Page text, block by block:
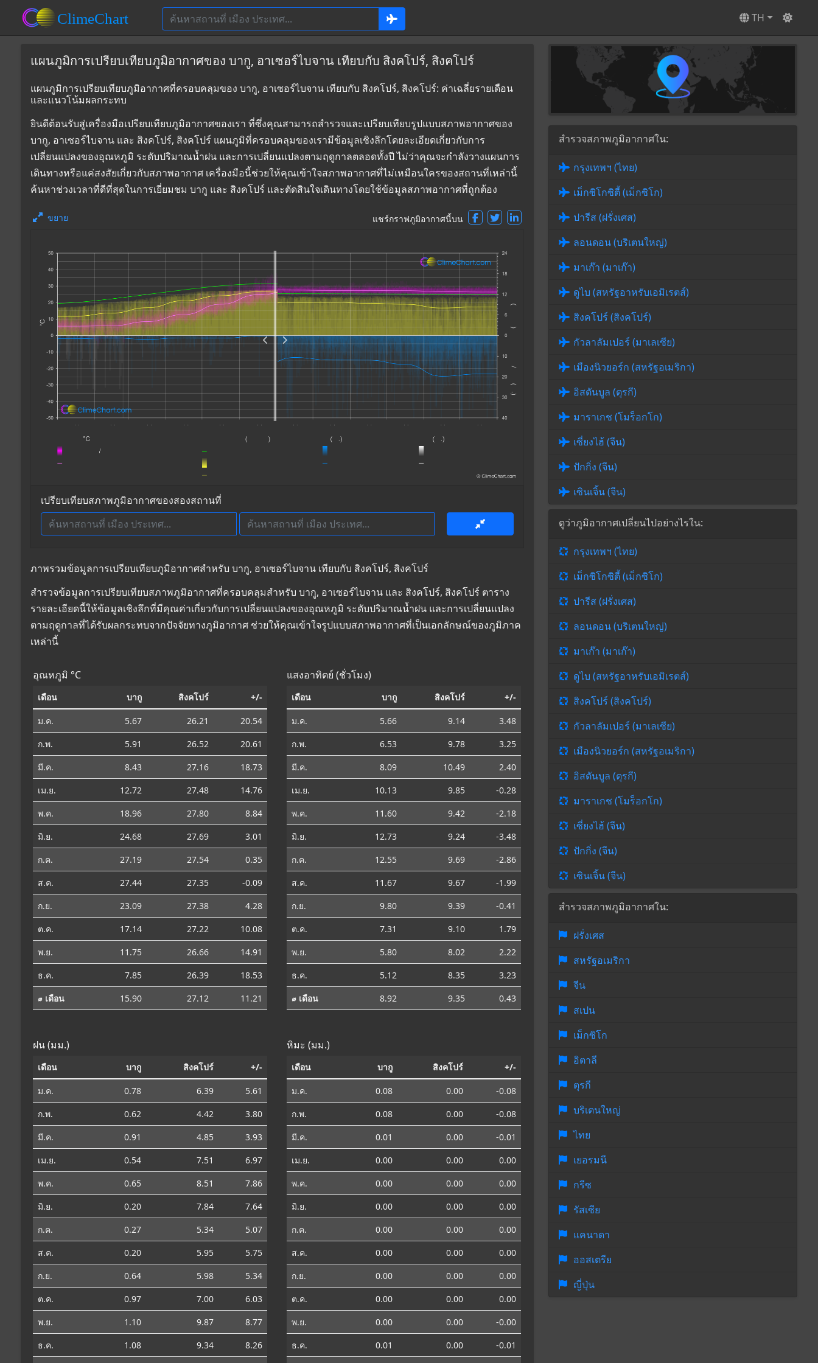
TH
แผนภูมิการเปรียบเทียบภูมิอากาศของ บากู, อาเซอร์ไบจาน เทียบกับ สิงคโปร์, สิงคโปร์
แผนภูมิการเปรียบเทียบภูมิอากาศที่ครอบคลุมของ บากู, อาเซอร์ไบจาน เทียบกับ สิงคโปร์, สิงคโปร์: ค่าเฉลี่ยรายเดือน
และแนวโน้มผลกระทบ
ยินดีต้อนรับสู่เครื่องมือเปรียบเทียบภูมิอากาศของเรา ที่ซึ่งคุณสามารถสำรวจและเปรียบเทียบรูปแบบสภาพอากาศของ
บากู, อาเซอร์ไบจาน และ สิงคโปร์, สิงคโปร์ แผนภูมิที่ครอบคลุมของเรามีข้อมูลเชิงลึกโดยละเอียดเกี่ยวกับการ
เปลี่ยนแปลงของอุณหภูมิ ระดับปริมาณน้ำฝน และการเปลี่ยนแปลงตามฤดูกาลตลอดทั้งปี ไม่ว่าคุณจะกำลังวางแผนการ
เดินทางหรือแค่สงสัยเกี่ยวกับสภาพอากาศ เครื่องมือนี้ช่วยให้คุณเข้าใจสภาพอากาศที่ไม่เหมือนใครของสถานที่เหล่านี้
ค้นหาช่วงเวลาที่ดีที่สุดในการเยี่ยมชม บากู และ สิงคโปร์ และตัดสินใจเดินทางโดยใช้ข้อมูลสภาพอากาศที่ถูกต้อง
ขยาย แชร์กราฟภูมิอากาศนี้บน
เปรียบเทียบสภาพภูมิอากาศของสองสถานที่
ภาพรวมข้อมูลการเปรียบเทียบภูมิอากาศสำหรับ บากู, อาเซอร์ไบจาน เทียบกับ สิงคโปร์, สิงคโปร์
สำรวจข้อมูลการเปรียบเทียบสภาพภูมิอากาศที่ครอบคลุมสำหรับ บากู, อาเซอร์ไบจาน และ สิงคโปร์, สิงคโปร์ ตาราง
รายละเอียดนี้ให้ข้อมูลเชิงลึกที่มีคุณค่าเกี่ยวกับการเปลี่ยนแปลงของอุณหภูมิ ระดับปริมาณน้ำฝน และการเปลี่ยนแปลง
ตามฤดูกาลที่ได้รับผลกระทบจากปัจจัยทางภูมิอากาศ ช่วยให้คุณเข้าใจรูปแบบสภาพอากาศที่เป็นเอกลักษณ์ของภูมิภาค
เหล่านี้
อุณหภูมิ °C
เดือน บากู สิงคโปร์ +/-
ม.ค. 5.67 26.21
20.54
ก.พ.
5.91 26.52
20.61
มี.ค.
8.43 27.16
18.73
เม.ย.
12.72 27.48
14.76
พ.ค.
18.96 27.80
8.84
มิ.ย.
24.68 27.69
3.01
ก.ค.
27.19 27.54
0.35
ส.ค.
27.44 27.35
-0.09
ก.ย.
23.09 27.38
4.28
ต.ค.
17.14 27.22
10.08
พ.ย.
11.75 26.66
14.91
ธ.ค.
7.85 26.39
18.53
⌀ เดือน
15.90 27.12 11.21
แสงอาทิตย์ (ชั่วโมง)
เดือน บากู สิงคโปร์ +/-
ม.ค. 5.66 9.14
3.48
ก.พ.
6.53 9.78
3.25
มี.ค.
8.09 10.49
2.40
เม.ย.
10.13 9.85
-0.28
พ.ค.
11.60 9.42
-2.18
มิ.ย.
12.73 9.24
-3.48
ก.ค.
12.55 9.69
-2.86
ส.ค.
11.67 9.67
-1.99
ก.ย.
9.80 9.39
-0.41
ต.ค.
7.31 9.10
1.79
พ.ย.
5.80 8.02
2.22
ธ.ค.
5.12 8.35
3.23
⌀ เดือน
8.92 9.35 0.43
ฝน (มม.)
เดือน บากู สิงคโปร์ +/-
ม.ค. 0.78 6.39
5.61
ก.พ.
0.62 4.42
3.80
มี.ค.
0.91 4.85
3.93
เม.ย.
0.54 7.51
6.97
พ.ค.
0.65 8.51
7.86
มิ.ย.
0.20 7.84
7.64
ก.ค.
0.27 5.34
5.07
ส.ค.
0.20 5.95
5.75
ก.ย.
0.64 5.98
5.34
ต.ค.
0.97 7.00
6.03
พ.ย.
1.10 9.87
8.77
ธ.ค.
1.08 9.34
8.26
หิมะ (มม.)
เดือน บากู สิงคโปร์ +/-
ม.ค. 0.08 0.00
-0.08
ก.พ.
0.08 0.00
-0.08
มี.ค.
0.01 0.00
-0.01
เม.ย.
0.00 0.00
0.00
พ.ค.
0.00 0.00
0.00
มิ.ย.
0.00 0.00
0.00
ก.ค.
0.00 0.00
0.00
ส.ค.
0.00 0.00
0.00
ก.ย.
0.00 0.00
0.00
ต.ค.
0.00 0.00
0.00
พ.ย.
0.00 0.00
-0.00
ธ.ค.
0.01 0.00
-0.01
สำรวจสภาพภูมิอากาศใน:
กรุงเทพฯ (ไทย)
เม็กซิโกซิตี้ (เม็กซิโก)
ปารีส (ฝรั่งเศส)
ลอนดอน (บริเตนใหญ่)
มาเก๊า (มาเก๊า)
ดูไบ (สหรัฐอาหรับเอมิเรตส์)
สิงคโปร์ (สิงคโปร์)
กัวลาลัมเปอร์ (มาเลเซีย)
เมืองนิวยอร์ก (สหรัฐอเมริกา)
อิสตันบูล (ตุรกี)
มาราเกช (โมร็อกโก)
เซี่ยงไฮ้ (จีน)
ปักกิ่ง (จีน)
เซินเจิ้น (จีน)
ดูว่าภูมิอากาศเปลี่ยนไปอย่างไรใน:
กรุงเทพฯ (ไทย)
เม็กซิโกซิตี้ (เม็กซิโก)
ปารีส (ฝรั่งเศส)
ลอนดอน (บริเตนใหญ่)
มาเก๊า (มาเก๊า)
ดูไบ (สหรัฐอาหรับเอมิเรตส์)
สิงคโปร์ (สิงคโปร์)
กัวลาลัมเปอร์ (มาเลเซีย)
เมืองนิวยอร์ก (สหรัฐอเมริกา)
อิสตันบูล (ตุรกี)
มาราเกช (โมร็อกโก)
เซี่ยงไฮ้ (จีน)
ปักกิ่ง (จีน)
เซินเจิ้น (จีน)
สำรวจสภาพภูมิอากาศใน:
ฝรั่งเศส
สหรัฐอเมริกา
จีน
สเปน
เม็กซิโก
อิตาลี
ตุรกี
บริเตนใหญ่
ไทย
เยอรมนี
กรีซ
รัสเซีย
แคนาดา
ออสเตรีย
ญี่ปุ่น